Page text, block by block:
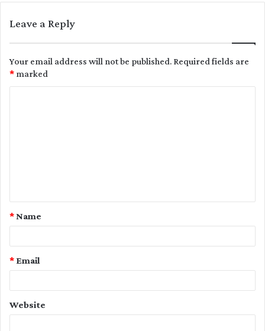
Leave a Reply
Your email address will not be published.Required fields are
marked
*
t
Name
*
Email
*
Website